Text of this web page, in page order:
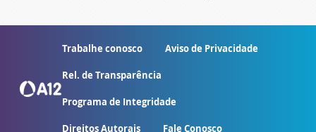
Trabalhe conosco Aviso de Privacidade
Rel. de Transparência
Programa de Integridade
Direitos Autorais Fale Conosco